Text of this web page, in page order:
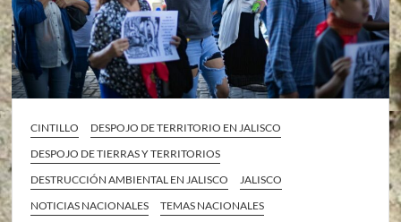
CINTILLO
DESPOJO DE TERRITORIO EN JALISCO
DESPOJO DE TIERRAS Y TERRITORIOS
DESTRUCCIÓN AMBIENTAL EN JALISCO
JALISCO
NOTICIAS NACIONALES
TEMAS NACIONALES